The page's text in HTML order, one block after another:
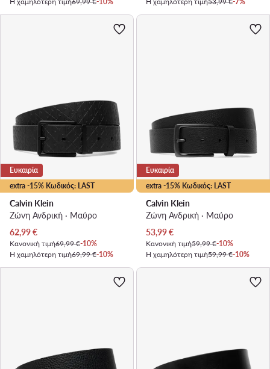
extra -15% Κωδικός: LAST
Ευκαιρία
Calvin Klein
Ζώνη Ανδρική · Μαύρο
Τρέχουσα τιμή
62,99€
Κανονική τιμή69,99 €-10%
Η χαμηλότερη τιμή69,99 €-10%
extra -15% Κωδικός: LAST
Ευκαιρία
Calvin Klein
Ζώνη Ανδρική · Μαύρο
Τρέχουσα τιμή
53,99€
Κανονική τιμή59,99 €-10%
Η χαμηλότερη τιμή59,99 €-10%